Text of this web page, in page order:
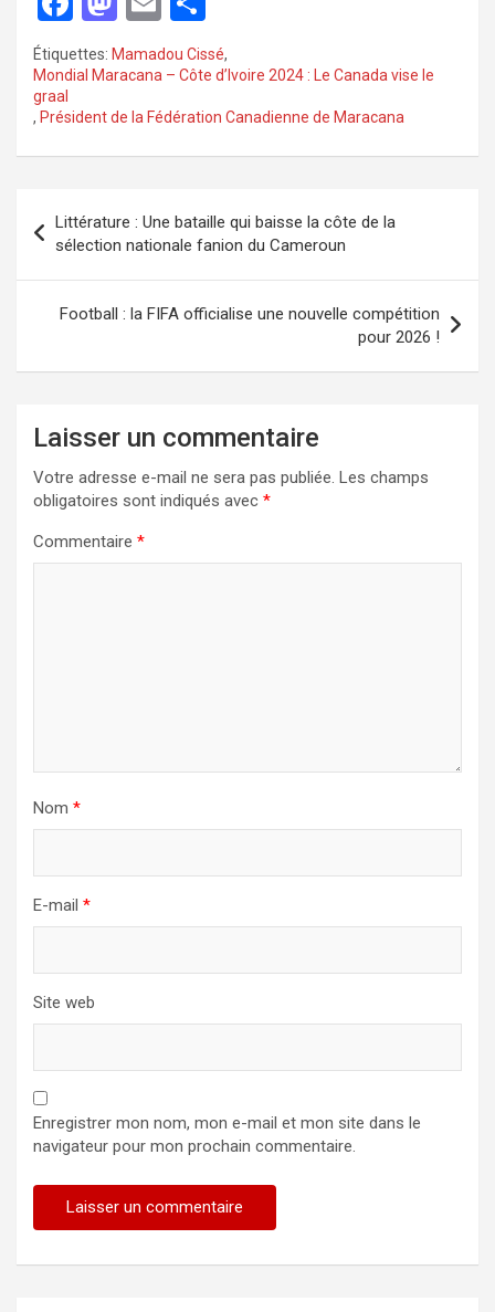
a
ce
b
o
k
a
st
o
d
n
m
ail
ar
ta
g
er
Étiquettes: Mamadou Cissé,
Mondial Maracana – Côte d’Ivoire 2024 : Le Canada vise le
graal
, Président de la Fédération Canadienne de Maracana
Littérature : Une bataille qui baisse la côte de la
sélection nationale fanion du Cameroun
Football : la FIFA officialise une nouvelle compétition
pour 2026 !
Laisser un commentaire
Votre adresse e-mail ne sera pas publiée. Les champs
obligatoires sont indiqués avec *
Commentaire *
Nom *
E-mail *
Site web
Enregistrer mon nom, mon e-mail et mon site dans le
navigateur pour mon prochain commentaire.